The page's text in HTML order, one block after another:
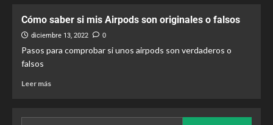
Cómo saber si mis Airpods son originales o falsos
diciembre 13, 2022 0
Pasos para comprobar si unos airpods son verdaderos o
falsos
Leer más